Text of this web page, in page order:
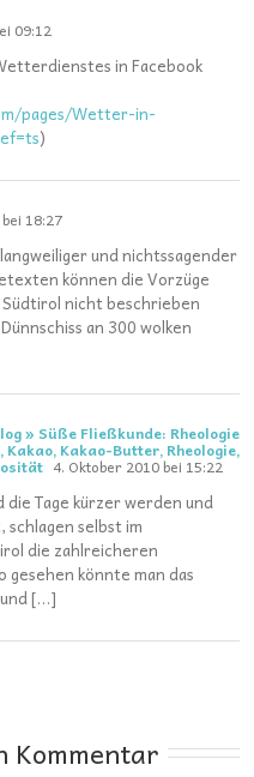
09:12
in Facebook
pages/Wetter-in-
)
18:27
und nichtssagender
können die Vorzüge
nicht beschrieben
an 300 wolken
» Süße Fließkunde: Rheologie
Kakao-Butter, Rheologie,
4. Oktober 2010 bei 15:22
Tage kürzer werden und
selbst im
die zahlreicheren
gesehen könnte man das
[…]
Kommentar